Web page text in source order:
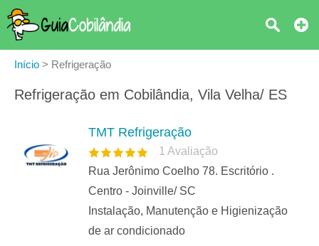
Início > Refrigeração
Refrigeração em Cobilândia, Vila Velha/ ES
TMT Refrigeração
1 Avaliação
Rua Jerônimo Coelho 78. Escritório .
Centro - Joinville/ SC
Instalação, Manutenção e Higienização
de ar condicionado